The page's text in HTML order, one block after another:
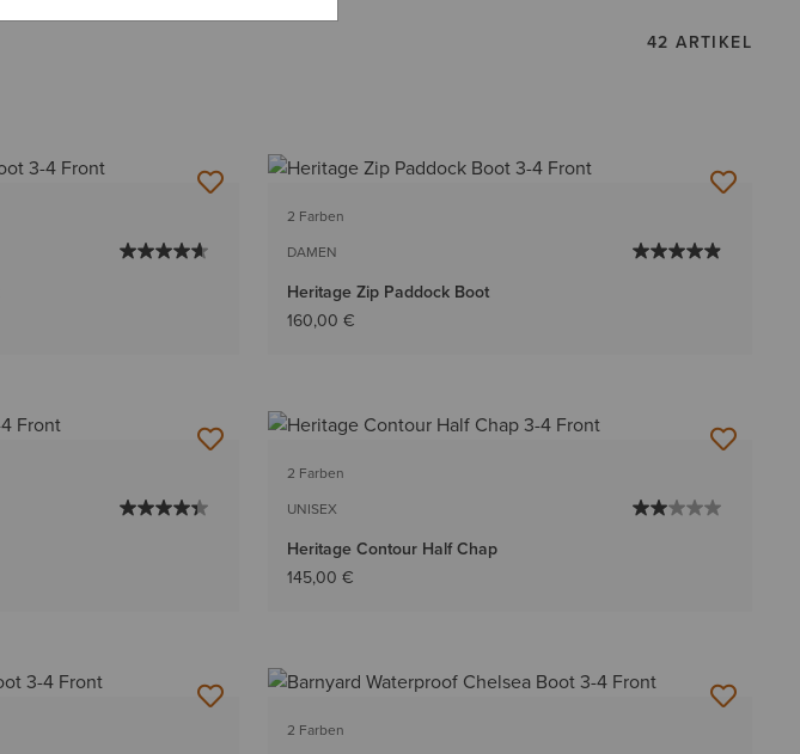
42 ARTIKEL
2 Farben
DAMEN
Heritage Zip Paddock Boot
160,00 €
2 Farben
UNISEX
Heritage Contour Half Chap
145,00 €
2 Farben